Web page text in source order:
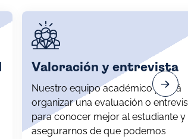
Valoración y entrevista
Nuestro equipo académico podrá
organizar una evaluación o
para conocer mejor al estudiante y
asegurarnos de que podemos